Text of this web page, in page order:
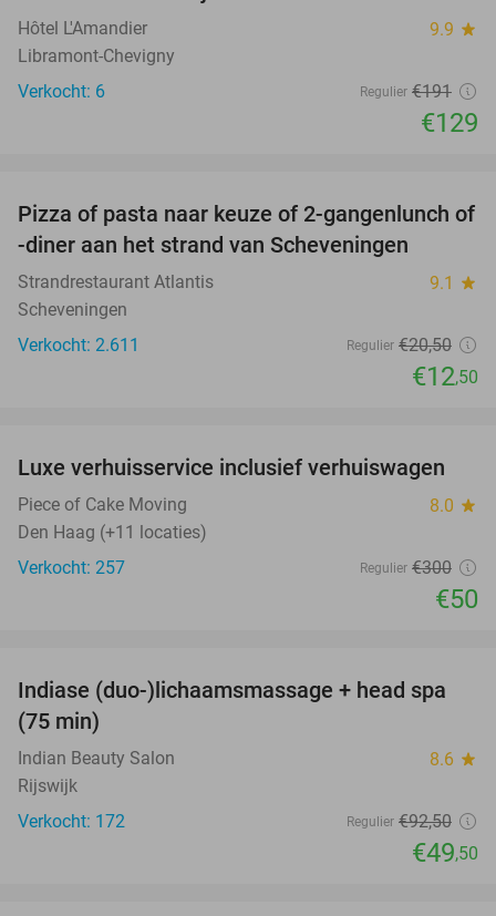
Hôtel L'Amandier 9.9 star
Libramont-Chevigny
Verkocht: 6
Regulier €191
€129
39%
Pizza of pasta naar keuze of 2-gangenlunch of
-diner aan het strand van Scheveningen
Strandrestaurant Atlantis 9.1 star
Scheveningen
Verkocht: 2.611
Regulier €20,50
€12,50
83%
Luxe verhuisservice inclusief verhuiswagen
Piece of Cake Moving 8.0 star
Den Haag (+11 locaties)
Verkocht: 257
Regulier €300
€50
46%
Indiase (duo-)lichaamsmassage + head spa
(75 min)
Indian Beauty Salon 8.6 star
Rijswijk
Verkocht: 172
Regulier €92,50
€49,50